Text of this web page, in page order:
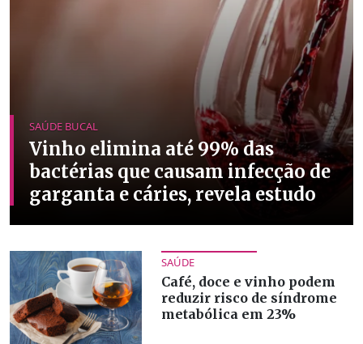
SAÚDE BUCAL
Vinho elimina até 99% das
bactérias que causam infecção de
garganta e cáries, revela estudo
SAÚDE
Café, doce e vinho podem
reduzir risco de síndrome
metabólica em 23%